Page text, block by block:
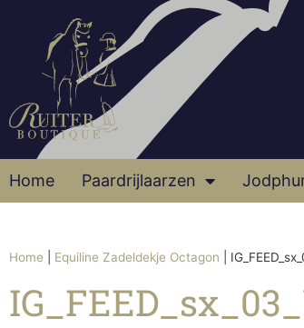
Home Paardrijlaarzen
Home Equiline Zadeldekje Octagon